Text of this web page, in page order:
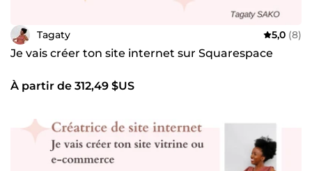
Tagaty 5,0 (8)
Je vais créer ton site internet sur Squarespace
À partir de 312,49 $US